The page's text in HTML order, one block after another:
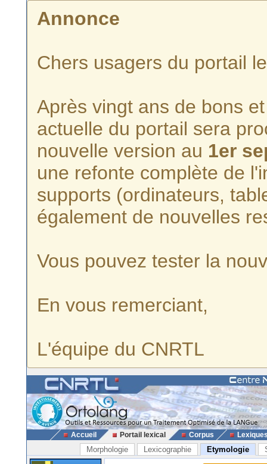
Annonce
Chers usagers du portail
Après vingt ans de bons
actuelle du portail sera
nouvelle version au 1er
une refonte complète de
supports (ordinateurs,
également de nouvelles
Vous pouvez tester la
En vous remerciant,
L'équipe du CNRTL
Accueil Portail lexical Corpus
Morphologie Lexicographie Etymologie